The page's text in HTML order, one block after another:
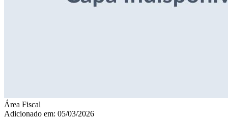
Área Fiscal
Adicionado em: 05/03/2026